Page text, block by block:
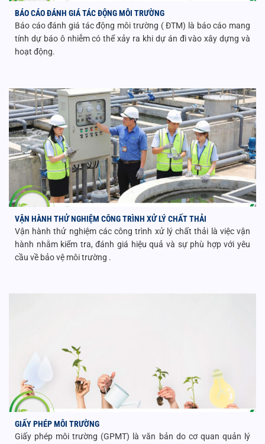
BÁO CÁO ĐÁNH GIÁ TÁC ĐỘNG MÔI TRƯỜNG
Báo cáo đánh giá tác động môi trường ( ĐTM) là báo cáo mang
tính dự báo ô nhiễm có thể xảy ra khi dự án đi vào xây dựng và
hoạt động.
VẬN HÀNH THỬ NGHIỆM CÔNG TRÌNH XỬ LÝ CHẤT THẢI
Vận hành thử nghiệm các công trình xử lý chất thải là việc vận
hành nhằm kiểm tra, đánh giá hiệu quả và sự phù hợp với yêu
cầu về bảo vệ môi trường .
GIẤY PHÉP MÔI TRƯỜNG
Giấy phép môi trường (GPMT) là văn bản do cơ quan quản lý